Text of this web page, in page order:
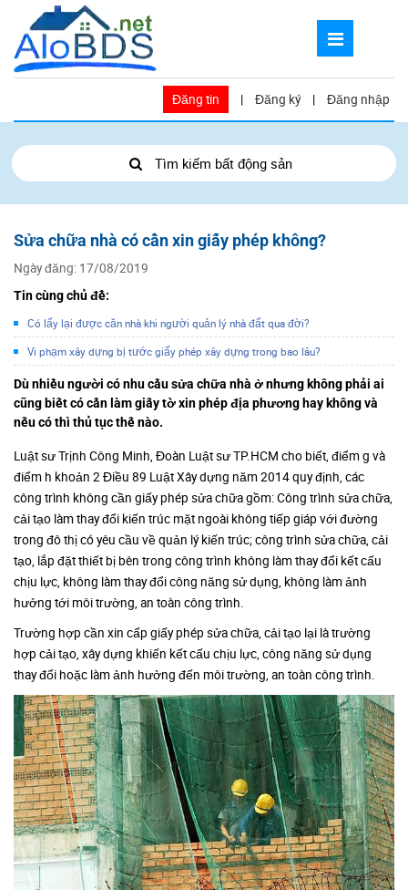
Đăng tin | Đăng ký | Đăng nhập
Tìm kiếm bất động sản
Sửa chữa nhà có cần xin giấy phép không?
Ngày đăng: 17/08/2019
Tin cùng chủ đề:
Có lấy lại được căn nhà khi người quản lý nhà đất qua đời?
Vi phạm xây dựng bị tước giấy phép xây dựng trong bao lâu?
Dù nhiều người có nhu cầu sửa chữa nhà ở nhưng không phải ai
cũng biết có cần làm giấy tờ xin phép địa phương hay không và
nếu có thì thủ tục thế nào.
Luật sư Trịnh Công Minh, Đoàn Luật sư TP.HCM cho biết, điểm g và
điểm h khoản 2 Điều 89 Luật Xây dựng năm 2014 quy định, các
công trình không cần giấy phép sửa chữa gồm: Công trình sửa chữa,
cải tạo làm thay đổi kiến trúc mặt ngoài không tiếp giáp với đường
trong đô thị có yêu cầu về quản lý kiến trúc; công trình sửa chữa, cải
tạo, lắp đặt thiết bị bên trong công trình không làm thay đổi kết cấu
chịu lực, không làm thay đổi công năng sử dụng, không làm ảnh
hưởng tới môi trường, an toàn công trình.
Trường hợp cần xin cấp giấy phép sửa chữa, cải tạo lại là trường
hợp cải tạo, xây dựng khiến kết cấu chịu lực, công năng sử dụng
thay đổi hoặc làm ảnh hưởng đến môi trường, an toàn công trình.